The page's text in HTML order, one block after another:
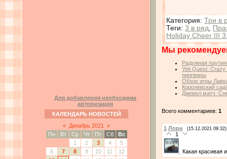
Для добавления необходима
авторизация
КАЛЕНДАРЬ НОВОСТЕЙ
« Декабрь 2021
»
Пн
Вт Ср Чт Пт Сб
Вс
1
2 3 4
5
6
7 8 9 10 11
12
Категория: Три в
Теги: 3 в ряд
Holiday Cheer III 3
Мы
Радужная
Yeti Quest:
пингвины
Обзор игры
Королевский
Джевел матч:
Всего комментариев: 1
1 Лора (15.12.2021 09:32)
1
Какая красивая